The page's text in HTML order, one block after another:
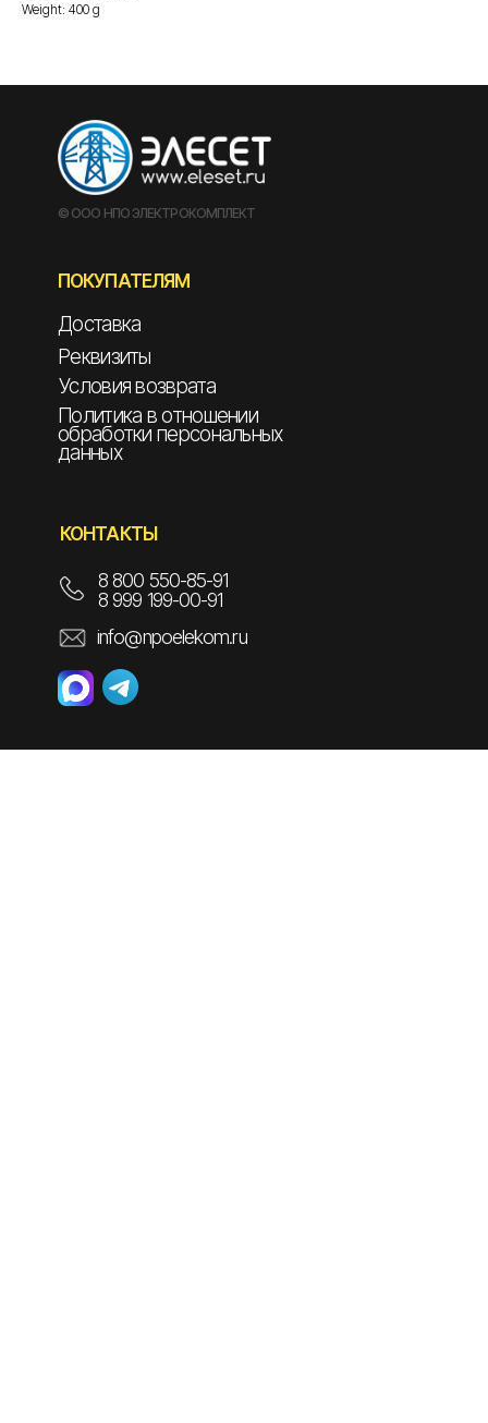
Weight: 400 g
© ООО НПО ЭЛЕКТРОКОМПЛЕКТ
ПОКУПАТЕЛЯМ
Доставка
Реквизиты
Условия возврата
Политика в отношении
обработки персональных
данных
КОНТАКТЫ
info@npoelekom.ru
8 800 550-85-91
8 999 199-00-91